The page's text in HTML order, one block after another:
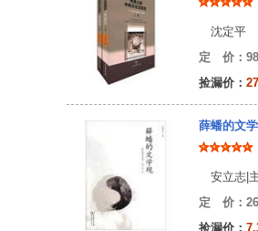
沈定平
定 价：
捡漏价：
薛蟠的文
安立志|
定 价：
捡漏价：